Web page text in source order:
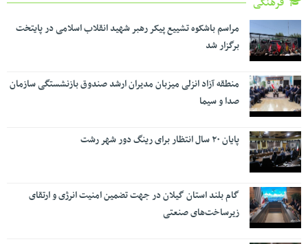
مراسم باشکوه تشییع پیکر رهبر شهید انقلاب اسلامی در پایتخت
برگزار شد
منطقه آزاد انزلی میزبان مدیران ارشد صندوق بازنشستگی سازمان
صدا و سیما
پایان ۲۰ سال انتظار برای رینگ دور شهر رشت
گام بلند استان گیلان در جهت تضمین امنیت انرژی و ارتقای
زیرساخت‌های صنعتی